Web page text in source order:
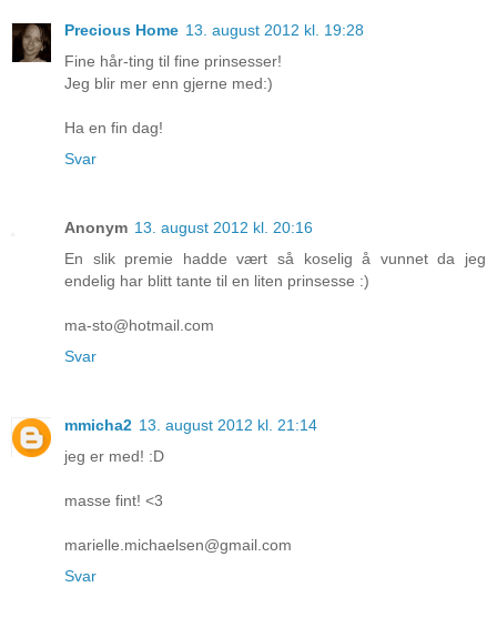
Precious Home 13. august 2012 kl. 19:28
Fine hår-ting til fine prinsesser!
Jeg blir mer enn gjerne med:)
Ha en fin dag!
Svar
Anonym 13. august 2012 kl. 20:16
En slik premie hadde vært så koselig å vunnet da jeg
endelig har blitt tante til en liten prinsesse :)
ma-sto@hotmail.com
Svar
mmicha2 13. august 2012 kl. 21:14
jeg er med! :D
masse fint! <3
marielle.michaelsen@gmail.com
Svar